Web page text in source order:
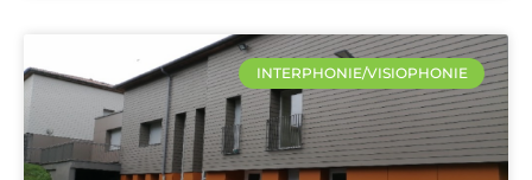
INTERPHONIE/VISIOPHONIE